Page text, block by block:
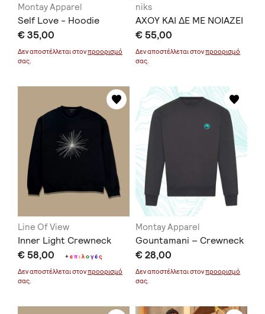
Montay Apparel
Self Love - Hoodie
€ 35,00
Δεν αποστέλλεται στονπροορισμό
σας.
niks
ΑΧΟΥ ΚΑΙ ΔΕ ΜΕ ΝΟΙΑΖΕΙ
€ 55,00
Δεν αποστέλλεται στονπροορισμό
σας.
Line Of View
Inner Light Crewneck
€ 58,00 +επιλογές
Δεν αποστέλλεται στονπροορισμό
σας.
Montay Apparel
Gountamani – Crewneck
€ 28,00
Δεν αποστέλλεται στονπροορισμό
σας.